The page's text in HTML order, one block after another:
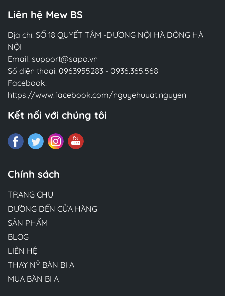
Liên hệ Mew BS
Địa chỉ: SỐ 18 QUYẾT TÂM -DƯƠNG NỘI HÀ ĐÔNG HÀ
NỘI
Email: support@sapo.vn
Số điện thoại: 0963955283 - 0936.365.568
Facebook:
https://www.facebook.com/nguyehuuat.nguyen
Kết nối với chúng tôi
Chính sách
TRANG CHỦ
ĐƯỜNG ĐẾN CỬA HÀNG
SẢN PHẨM
BLOG
LIÊN HỆ
THAY NỶ BÀN BI A
MUA BÀN BI A